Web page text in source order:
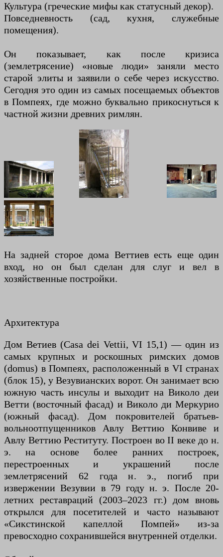
Культура (греческие мифы как статусный декор).
Повседневность (сад, кухня, служебные
помещения).
Он показывает, как после кризиса
(землетрясение) «новые люди» заняли место
старой элиты и заявили о себе через искусство.
Сегодня это один из самых посещаемых объектов
в Помпеях, где можно буквально прикоснуться к
частной жизни древних римлян.
На задней сторое дома Веттиев есть еще один
вход, но он был сделан для слуг и вел в
хозяйственные постройки.
Архитектура
Дом Ветиев (Casa dei Vettii, VI 15,1) — один из
самых крупных и роскошных римских домов
(domus) в Помпеях, расположенный в VI странах
(блок 15), у Везувианских ворот. Он занимает всю
южную часть инсулы и выходит на Виколо деи
Ветти (восточный фасад) и Виколо ди Меркурио
(южный фасад). Дом покровителей братьев-
вольноотпущенников Авлу Веттию Конвиве и
Авлу Веттию Реституту. Построен во II веке до н.
э. на основе более ранних построек,
перестроенных и украшений после
землетрясений 62 года н. э., погиб при
извержении Везувии в 79 году н. э. После 20-
летних реставраций (2003–2023 гг.) дом вновь
открылся для посетителей и часто называют
«Сикстинской капеллой Помпей» из-за
превосходно сохранившейся внутренней отделки.